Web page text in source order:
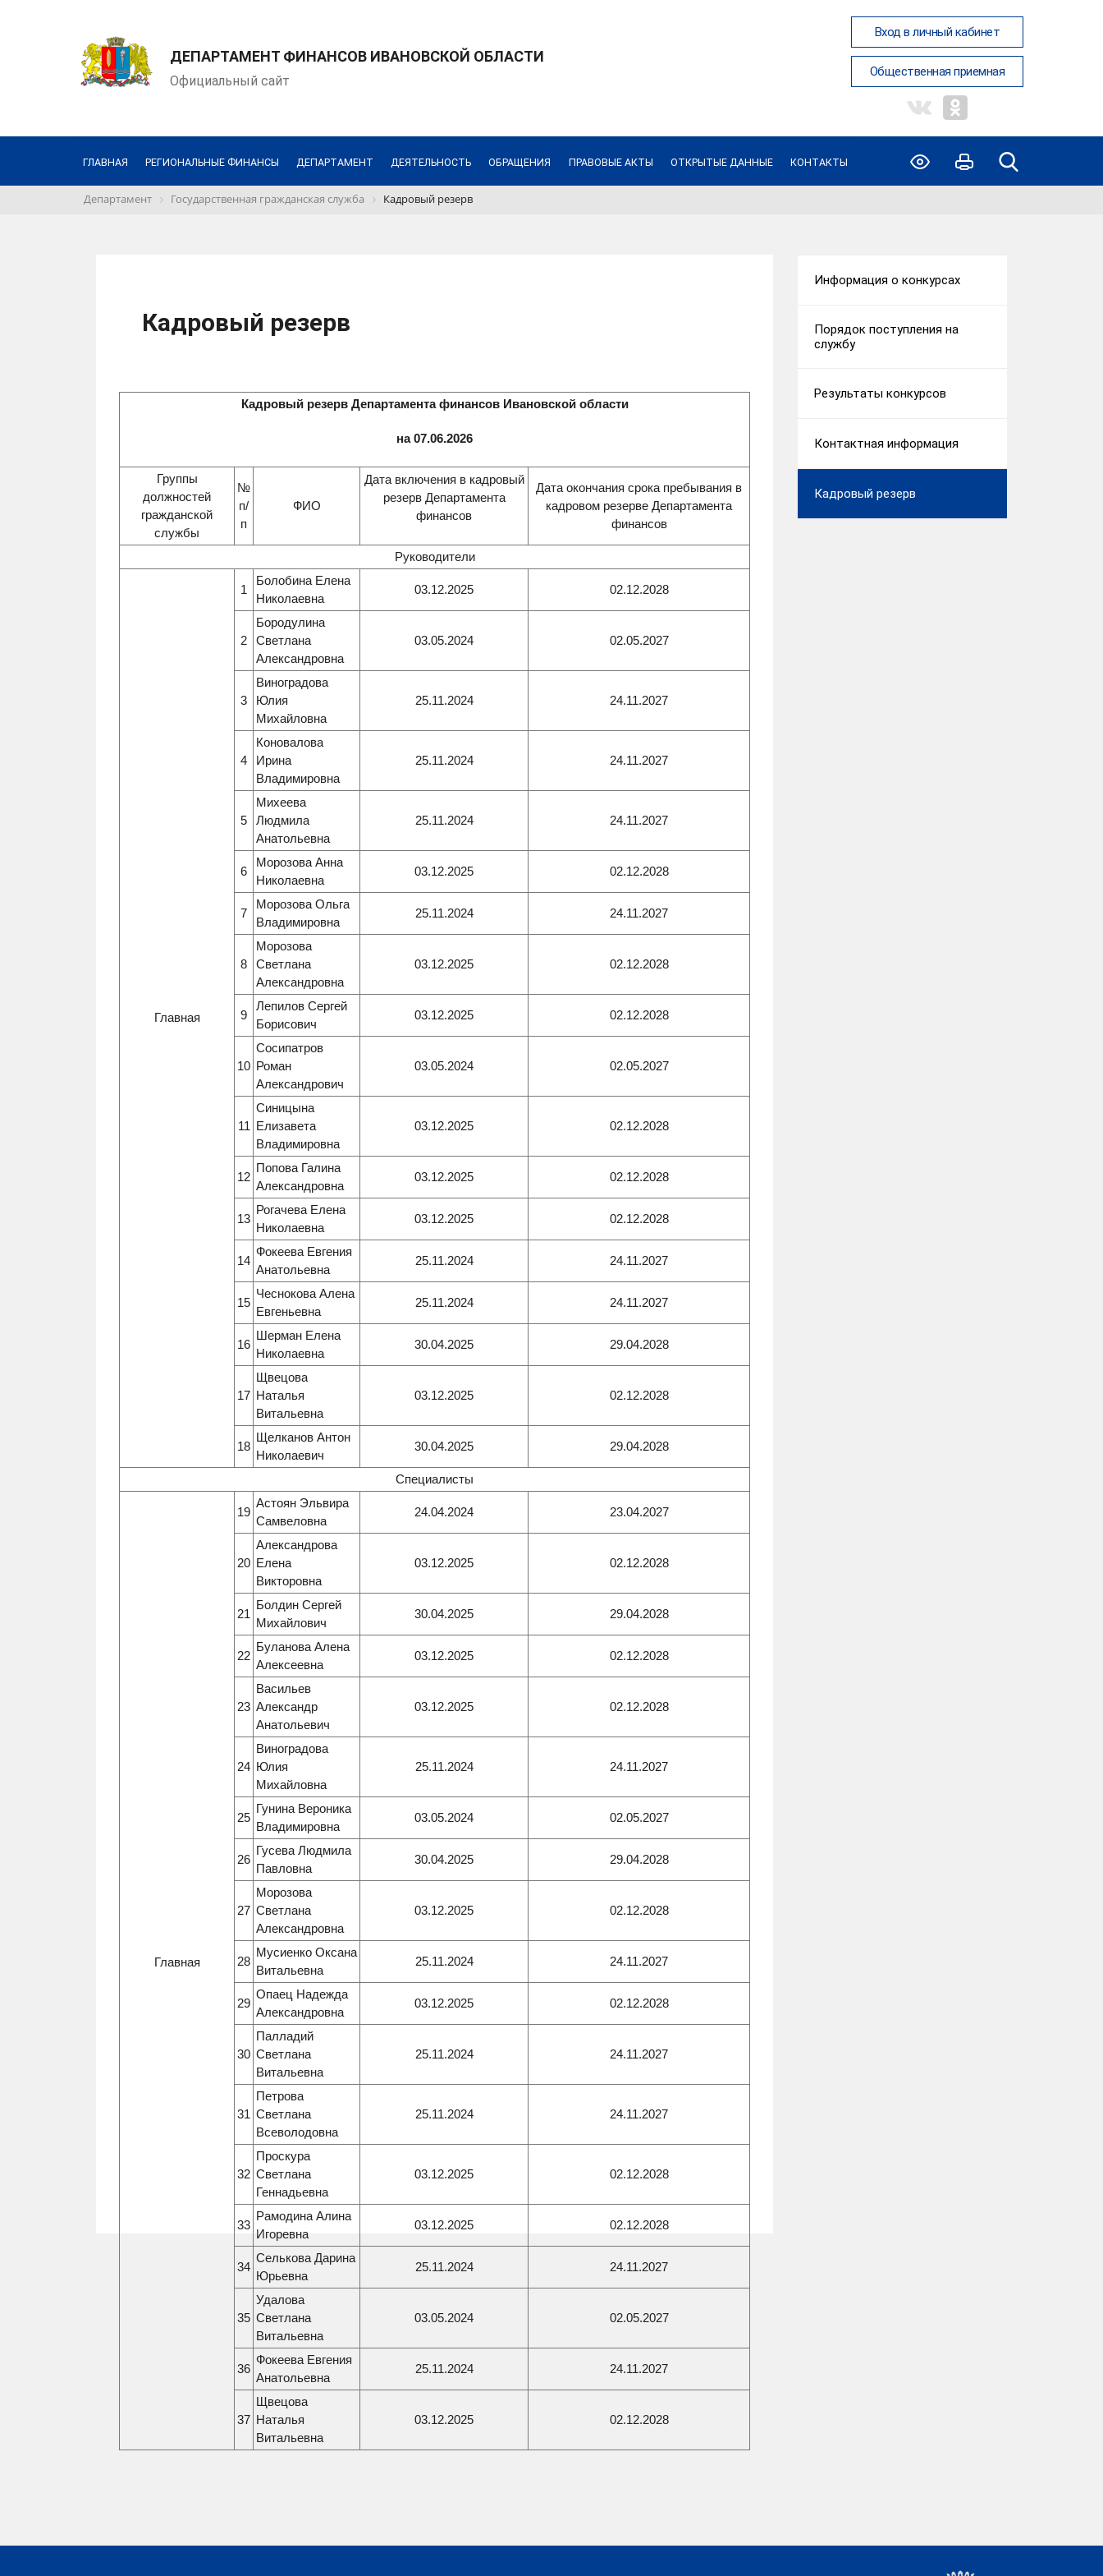
ДЕПАРТАМЕНТ ФИНАНСОВ ИВАНОВСКОЙ ОБЛАСТИ
Официальный сайт
Вход в личный кабинет
Общественная приемная
ГЛАВНАЯ РЕГИОНАЛЬНЫЕ ФИНАНСЫ ДЕПАРТАМЕНТ ДЕЯТЕЛЬНОСТЬ ОБРАЩЕНИЯ ПРАВОВЫЕ АКТЫ ОТКРЫТЫЕ ДАННЫЕ КОНТАКТЫ
Департамент Государственная гражданская служба Кадровый резерв
Кадровый резерв
Кадровый резерв Департамента финансов Ивановской области
на 07.06.2026
Группы
должностей
гражданской
службы
№
п/
п
ФИО
Дата включения в кадровый
резерв Департамента
финансов
Дата окончания срока пребывания в
кадровом резерве Департамента
финансов
Руководители
Главная
1
Болобина Елена
Николаевна
03.12.2025 02.12.2028
2
Бородулина
Светлана
Александровна
03.05.2024 02.05.2027
3
Виноградова
Юлия
Михайловна
25.11.2024 24.11.2027
4
Коновалова
Ирина
Владимировна
25.11.2024 24.11.2027
5
Михеева
Людмила
Анатольевна
25.11.2024 24.11.2027
6
Морозова Анна
Николаевна
03.12.2025 02.12.2028
7
Морозова Ольга
Владимировна
25.11.2024 24.11.2027
8
Морозова
Светлана
Александровна
03.12.2025 02.12.2028
9
Лепилов Сергей
Борисович
03.12.2025 02.12.2028
10
Сосипатров
Роман
Александрович
03.05.2024 02.05.2027
11
Синицына
Елизавета
Владимировна
03.12.2025 02.12.2028
12
Попова Галина
Александровна
03.12.2025 02.12.2028
13
Рогачева Елена
Николаевна
03.12.2025 02.12.2028
14
Фокеева Евгения
Анатольевна
25.11.2024 24.11.2027
15
Чеснокова Алена
Евгеньевна
25.11.2024 24.11.2027
16
Шерман Елена
Николаевна
30.04.2025 29.04.2028
17
Щвецова
Наталья
Витальевна
03.12.2025 02.12.2028
18
Щелканов Антон
Николаевич
30.04.2025 29.04.2028
Специалисты
Главная
19
Астоян Эльвира
Самвеловна
24.04.2024 23.04.2027
20
Александрова
Елена
Викторовна
03.12.2025 02.12.2028
21
Болдин Сергей
Михайлович
30.04.2025 29.04.2028
22
Буланова Алена
Алексеевна
03.12.2025 02.12.2028
23
Васильев
Александр
Анатольевич
03.12.2025 02.12.2028
24
Виноградова
Юлия
Михайловна
25.11.2024 24.11.2027
25
Гунина Вероника
Владимировна
03.05.2024 02.05.2027
26
Гусева Людмила
Павловна
30.04.2025 29.04.2028
27
Морозова
Светлана
Александровна
03.12.2025 02.12.2028
28
Мусиенко Оксана
Витальевна
25.11.2024 24.11.2027
29
Опаец Надежда
Александровна
03.12.2025 02.12.2028
30
Палладий
Светлана
Витальевна
25.11.2024 24.11.2027
31
Петрова
Светлана
Всеволодовна
25.11.2024 24.11.2027
32
Проскура
Светлана
Геннадьевна
03.12.2025 02.12.2028
33
Рамодина Алина
Игоревна
03.12.2025 02.12.2028
34
Селькова Дарина
Юрьевна
25.11.2024 24.11.2027
35
Удалова
Светлана
Витальевна
03.05.2024 02.05.2027
36
Фокеева Евгения
Анатольевна
25.11.2024 24.11.2027
37
Щвецова
Наталья
Витальевна
03.12.2025 02.12.2028
Информация о конкурсах
Порядок поступления на
службу
Результаты конкурсов
Контактная информация
Кадровый резерв